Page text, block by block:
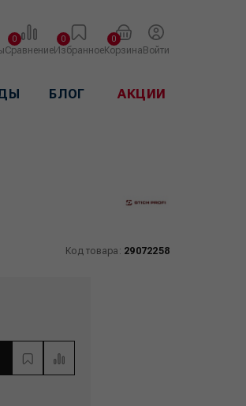
Сравнение
0
Избранное
0
Корзина
0
Войти
БЛОГ АКЦИИ
Код товара: 29072258